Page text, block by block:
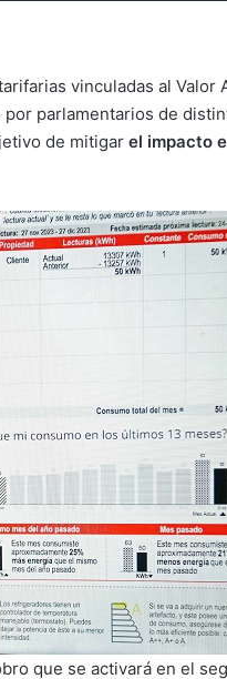
vinculadas al Valor
por parlamentarios de
de mitigar el impacto
que se activará en el